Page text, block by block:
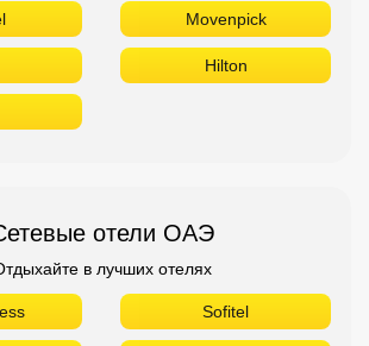
Movenpick
Hilton
отели ОАЭ
в лучших отелях
Sofitel